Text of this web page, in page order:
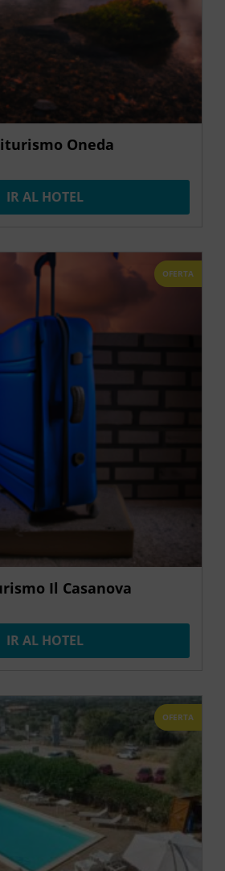
Oneda
IR AL HOTEL
OFERTA
Il Casanova
IR AL HOTEL
OFERTA